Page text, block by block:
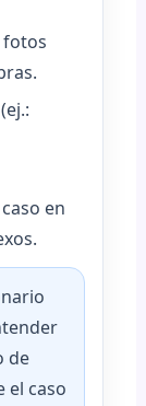
fotos
en
de
el caso